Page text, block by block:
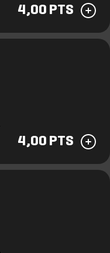
4,00 PTS
4,00 PTS